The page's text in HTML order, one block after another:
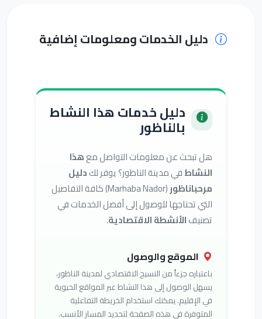
دليل الخدمات ومعلومات إضافية
دليل خدمات هذا النشاط
بالناظور
هل تبحث عن معلومات التواصل معهذا
النشاطفي مدينة الناظور؟ يوفر لكدليل
مرحباناظور
(Marhaba Nador) كافة التفاصيل
التي تحتاجها للوصول إلى أفضل الخدمات في
تصنيفالأنشطة الاقتصادية.
الموقع والوصول
باعتباره جزءاً من النسيج الاقتصادي لمدينة الناظور،
يسهل الوصول إلى هذا النشاط عبر المواقع الحيوية
في الإقليم. يمكنك استخدام الخريطة التفاعلية
المتوفرة في هذه الصفحة لتحديد المسار الأنسب.